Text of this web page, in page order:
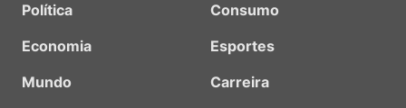
Política
Economia
Mundo
Consumo
Esportes
Carreira